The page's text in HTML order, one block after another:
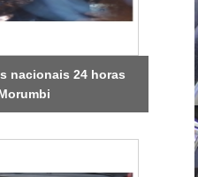
nacionais 24 horas